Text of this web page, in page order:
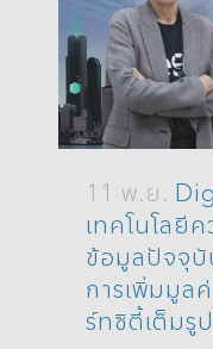
11 พ.ย.
เทคโนโลยี
ข้อมูลปัจจุ
การเพิ่มมูล
ร์ทซิตี้เต็มรู